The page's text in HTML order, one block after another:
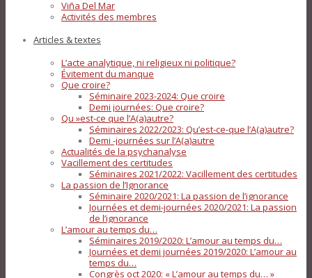
Viña Del Mar
Activités des membres
Articles & textes
L’acte analytique, ni religieux ni politique?
Évitement du manque
Que croire?
Séminaire 2023-2024: Que croire
Demi journées: Que croire?
Qu »est-ce que l’A(a)autre?
Séminaires 2022/2023: Qu’est-ce-que l’A(a)autre?
Demi -journées sur l’A(a)autre
Actualités de la psychanalyse
Vacillement des certitudes
Séminaires 2021/2022: Vacillement des certitudes
La passion de l’Ignorance
Séminaire 2020/2021: La passion de l’ignorance
Journées et demi-journées 2020/2021: La passion
de l’ignorance
L’amour au temps du…
Séminaires 2019/2020: L’amour au temps du…
Journées et demi journées 2019/2020: L’amour au
temps du…
Congrès oct 2020: « L’amour au temps du… »